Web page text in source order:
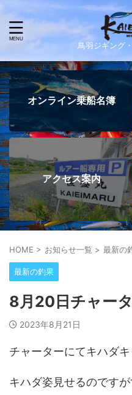
鳥羽ジギング
オンライン乗船名簿
アクセス案内
HOME > お知らせ一覧 > 最新の
最新の釣果
8月20日チャー
2023年8月21日
チャーターにてキハダ
キハダ姿見せるのです